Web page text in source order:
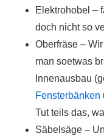
Elektrohobel –
doch nicht so
Oberfräse –
man soetwas
Innenausbau
Fensterbänken
Tut teils das,
Säbelsäge –